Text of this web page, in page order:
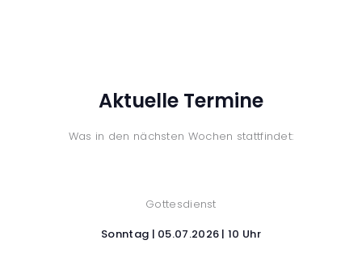
Aktuelle Termine
Was in den nächsten Wochen stattfindet:
Gottesdienst
Sonntag | 05.07.2026 | 10 Uhr